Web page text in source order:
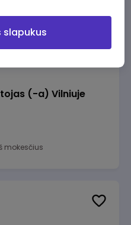
(-a) Vilniuje
mokesčius
slapukus